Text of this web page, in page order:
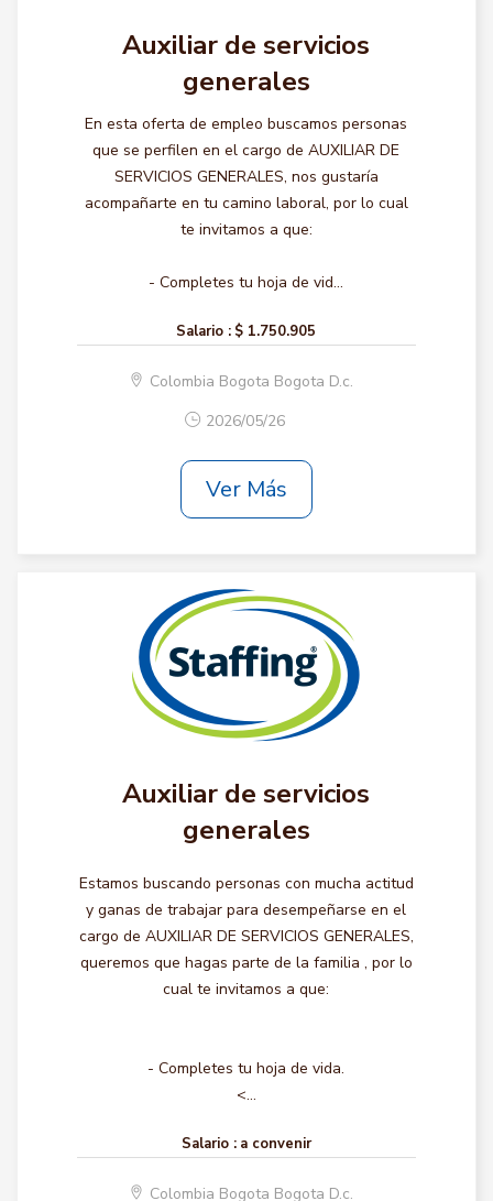
Auxiliar de servicios
generales
En esta oferta de empleo buscamos personas
que se perfilen en el cargo de AUXILIAR DE
SERVICIOS GENERALES, nos gustaría
acompañarte en tu camino laboral, por lo cual
te invitamos a que:
- Completes tu hoja de vid...
Salario : $ 1.750.905
Colombia Bogota Bogota D.c.
2026/05/26
Ver Más
Auxiliar de servicios
generales
Estamos buscando personas con mucha actitud
y ganas de trabajar para desempeñarse en el
cargo de AUXILIAR DE SERVICIOS GENERALES,
queremos que hagas parte de la familia , por lo
cual te invitamos a que:
- Completes tu hoja de vida.
<...
Salario : a convenir
Colombia Bogota Bogota D.c.